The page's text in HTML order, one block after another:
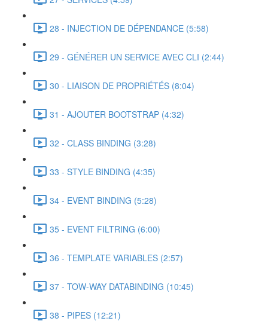
28 - INJECTION DE DÉPENDANCE (5:58)
29 - GÉNÉRER UN SERVICE AVEC CLI (2:44)
30 - LIAISON DE PROPRIÉTÉS (8:04)
31 - AJOUTER BOOTSTRAP (4:32)
32 - CLASS BINDING (3:28)
33 - STYLE BINDING (4:35)
34 - EVENT BINDING (5:28)
35 - EVENT FILTRING (6:00)
36 - TEMPLATE VARIABLES (2:57)
37 - TOW-WAY DATABINDING (10:45)
38 - PIPES (12:21)